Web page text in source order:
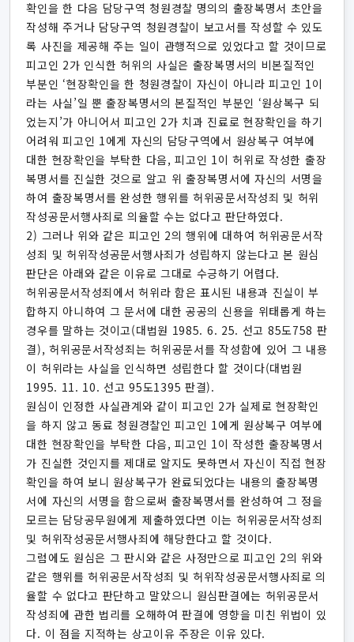
확인을 한 다음 담당구역 청원경찰 명의의 출장복명서 초안을
작성해 주거나 담당구역 청원경찰이 보고서를 작성할 수 있도
록 사진을 제공해 주는 일이 관행적으로 있었다고 할 것이므로
피고인 2가 인식한 허위의 사실은 출장복명서의 비본질적인
부분인 ‘현장확인을 한 청원경찰이 자신이 아니라 피고인 1이
라는 사실’일 뿐 출장복명서의 본질적인 부분인 ‘원상복구 되
었는지’가 아니어서 피고인 2가 치과 진료로 현장확인을 하기
어려워 피고인 1에게 자신의 담당구역에서 원상복구 여부에
대한 현장확인을 부탁한 다음, 피고인 1이 허위로 작성한 출장
복명서를 진실한 것으로 알고 위 출장복명서에 자신의 서명을
하여 출장복명서를 완성한 행위를 허위공문서작성죄 및 허위
작성공문서행사죄로 의율할 수는 없다고 판단하였다.
2) 그러나 위와 같은 피고인 2의 행위에 대하여 허위공문서작
성죄 및 허위작성공문서행사죄가 성립하지 않는다고 본 원심
판단은 아래와 같은 이유로 그대로 수긍하기 어렵다.
허위공문서작성죄에서 허위라 함은 표시된 내용과 진실이 부
합하지 아니하여 그 문서에 대한 공공의 신용을 위태롭게 하는
경우를 말하는 것이고(대법원 1985. 6. 25. 선고 85도758 판
결), 허위공문서작성죄는 허위공문서를 작성함에 있어 그 내용
이 허위라는 사실을 인식하면 성립한다 할 것이다(대법원
1995. 11. 10. 선고 95도1395 판결).
원심이 인정한 사실관계와 같이 피고인 2가 실제로 현장확인
을 하지 않고 동료 청원경찰인 피고인 1에게 원상복구 여부에
대한 현장확인을 부탁한 다음, 피고인 1이 작성한 출장복명서
가 진실한 것인지를 제대로 알지도 못하면서 자신이 직접 현장
확인을 하여 보니 원상복구가 완료되었다는 내용의 출장복명
서에 자신의 서명을 함으로써 출장복명서를 완성하여 그 정을
모르는 담당공무원에게 제출하였다면 이는 허위공문서작성죄
및 허위작성공문서행사죄에 해당한다고 할 것이다.
그럼에도 원심은 그 판시와 같은 사정만으로 피고인 2의 위와
같은 행위를 허위공문서작성죄 및 허위작성공문서행사죄로 의
율할 수 없다고 판단하고 말았으니 원심판결에는 허위공문서
작성죄에 관한 법리를 오해하여 판결에 영향을 미친 위법이 있
다. 이 점을 지적하는 상고이유 주장은 이유 있다.